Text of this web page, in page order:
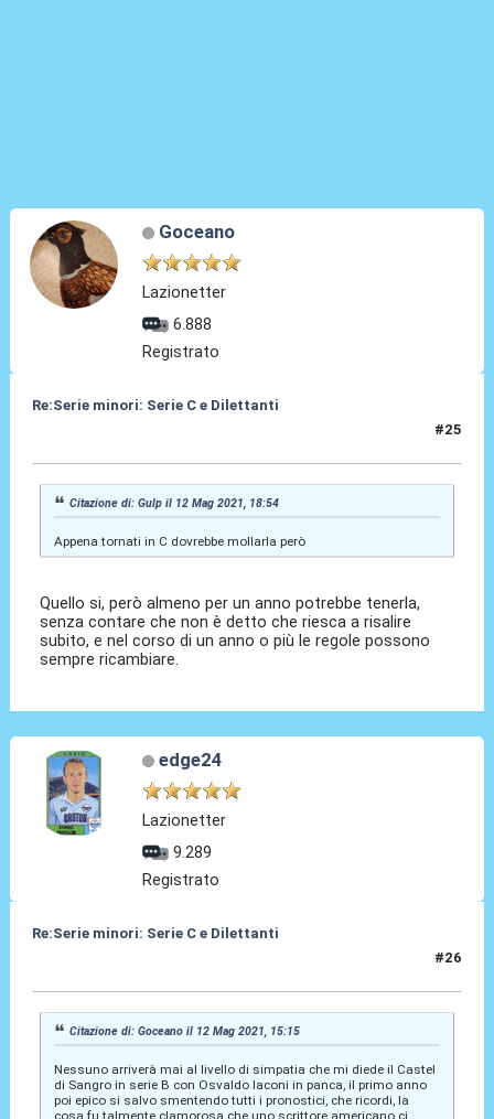
Goceano
Lazionetter
6.888
Registrato
Re:Serie minori: Serie C e Dilettanti
#25
Citazione di: Gulp il 12 Mag 2021, 18:54
Appena tornati in C dovrebbe mollarla però
Quello si, però almeno per un anno potrebbe tenerla,
senza contare che non è detto che riesca a risalire
subito, e nel corso di un anno o più le regole possono
sempre ricambiare.
edge24
Lazionetter
9.289
Registrato
Re:Serie minori: Serie C e Dilettanti
#26
Citazione di: Goceano il 12 Mag 2021, 15:15
Nessuno arriverà mai al livello di simpatia che mi diede il Castel
di Sangro in serie B con Osvaldo Iaconi in panca, il primo anno
poi epico si salvo smentendo tutti i pronostici, che ricordi, la
cosa fu talmente clamorosa che uno scrittore americano ci